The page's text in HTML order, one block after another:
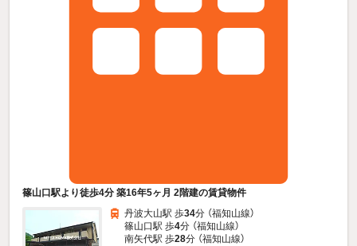
篠山口駅より徒歩4分 築16年5ヶ月 2階建の賃貸物件
丹波大山駅 歩34分 （福知山線）
篠山口駅 歩4分 （福知山線）
南矢代駅 歩28分 （福知山線）